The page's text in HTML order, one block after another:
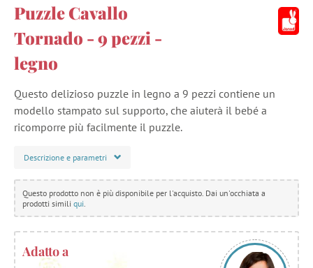
Puzzle Cavallo
Tornado - 9 pezzi -
legno
Questo delizioso puzzle in legno a 9 pezzi contiene un
modello stampato sul supporto, che aiuterà il bebé a
ricomporre più facilmente il puzzle.
Descrizione e parametri
Questo prodotto non è più disponibile per l'acquisto. Dai un'occhiata a
prodotti simili qui
Adatto a